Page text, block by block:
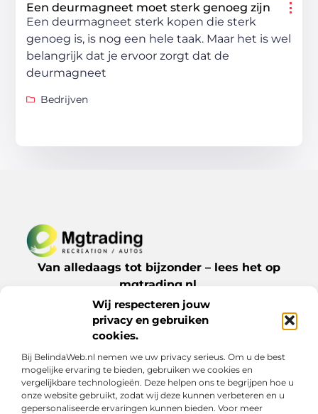
Wij respecteren jouw
privacy en gebruiken
cookies.
Bij BelindaWeb.nl nemen we uw privacy serieus. Om u de best
mogelijke ervaring te bieden, gebruiken we cookies en
vergelijkbare technologieën. Deze helpen ons te begrijpen hoe u
onze website gebruikt, zodat wij deze kunnen verbeteren en u
gepersonaliseerde ervaringen kunnen bieden. Voor meer
Een deurmagneet moet sterk genoeg zijn
Een deurmagneet sterk kopen die sterk
genoeg is, is nog een hele taak. Maar het is wel
belangrijk dat je ervoor zorgt dat de
deurmagneet
Bedrijven
Van alledaags tot bijzonder – lees het op
mgtrading.nl.
Ontdek inspirerende blogs en artikelen over
alles wat het dagelijks leven te bieden heeft.
Bericht categorie